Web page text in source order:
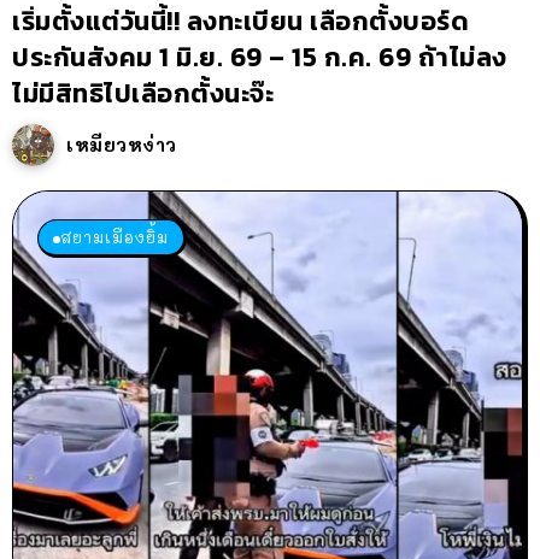
เริ่มตั้งแต่วันนี้!! ลงทะเบียน เลือกตั้งบอร์ด
ประกันสังคม 1 มิ.ย. 69 – 15 ก.ค. 69 ถ้าไม่ลง
ไม่มีสิทธิไปเลือกตั้งนะจ๊ะ
เหมียวหง่าว
สยามเมืองยิ้ม